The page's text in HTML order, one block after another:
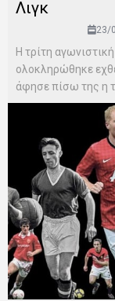
Λιγκ
23/
Η τρίτη
ολοκληρώθηκε
άφησε πίσω της η